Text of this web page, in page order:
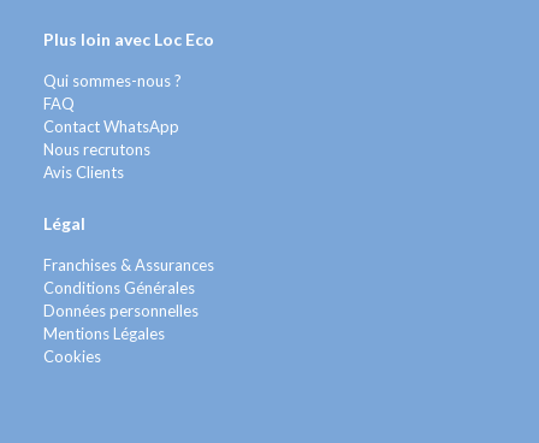
Plus loin avec Loc Eco
Qui sommes-nous ?
FAQ
Contact WhatsApp
Nous recrutons
Avis Clients
Légal
Franchises & Assurances
Conditions Générales
Données personnelles
Mentions Légales
Cookies